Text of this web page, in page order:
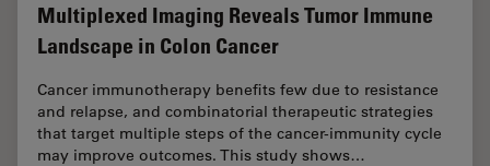
Multiplexed Imaging Reveals Tumor Immune
Landscape in Colon Cancer
Cancer immunotherapy benefits few due to resistance
and relapse, and combinatorial therapeutic strategies
that target multiple steps of the cancer-immunity cycle
may improve outcomes. This study shows…